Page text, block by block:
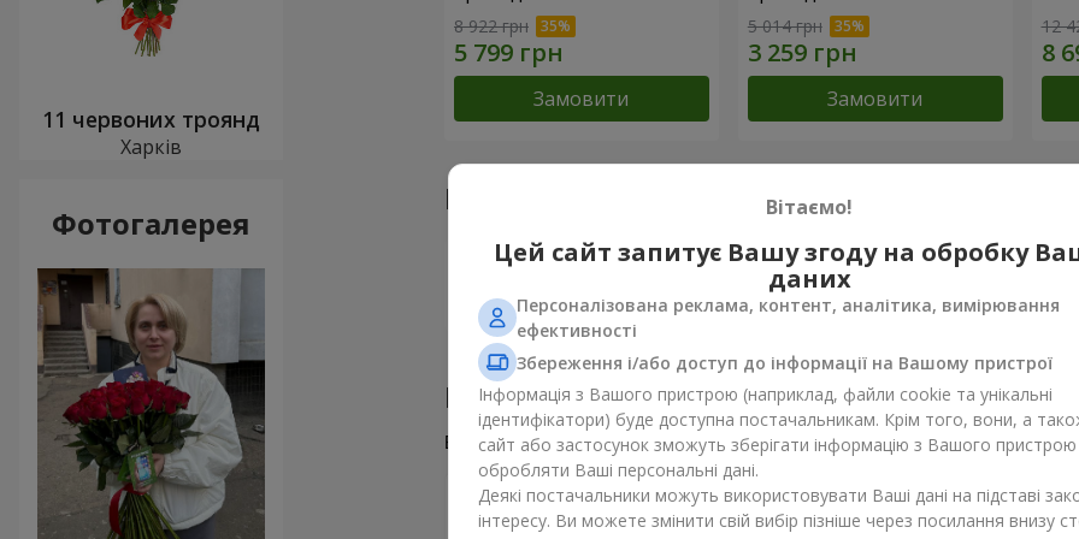
8 922 грн
Замовити
5 014 грн
Замовити
12
Наші досягнення
Доставка квітів року в Україні
2026 рік
2026
Відгуки про товар 4.5з5
Всього 2
Юлия Готовкина 07.10.2020
Отличный сервис! Заказывала большой букет за день до нужной даты.
11 червоних троянд
Харків
Фотогалерея Вітаємо!
Цей сайт запитує Вашу згоду на обробку
даних
Персоналізована реклама, контент, аналітика, вимірювання
ефективності
Збереження і/або доступ до інформації на Вашому пристрої
Інформація з Вашого пристрою (наприклад, файли cookie та унікальні
ідентифікатори) буде доступна постачальникам. Крім того, вони, а
сайт або застосунок зможуть зберігати інформацію з Вашого
обробляти Ваші персональні дані.
Деякі постачальники можуть використовувати Ваші дані на підставі
інтересу. Ви можете змінити свій вибір пізніше через посилання внизу